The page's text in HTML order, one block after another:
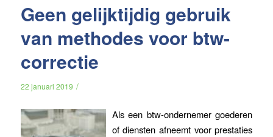
Geen gelijktijdig gebruik
van methodes voor btw-
correctie
22 januari 2019 /
Als een btw-ondernemer goederen
of diensten afneemt voor prestaties